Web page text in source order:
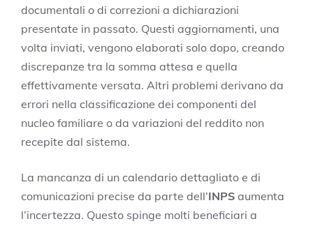
documentali o di correzioni a dichiarazioni
presentate in passato. Questi aggiornamenti, una
volta inviati, vengono elaborati solo dopo, creando
discrepanze tra la somma attesa e quella
effettivamente versata. Altri problemi derivano da
errori nella classificazione dei componenti del
nucleo familiare o da variazioni del reddito non
recepite dal sistema.
La mancanza di un calendario dettagliato e di
comunicazioni precise da parte dell’INPS aumenta
l’incertezza. Questo spinge molti beneficiari a